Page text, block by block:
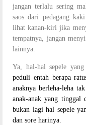
jangan terlalu sering
saos dari pedagang
lihat kanan-kiri jika
tempatnya, jangan
lainnya.
Ya, hal-hal sepele
peduli entah berapa
anaknya berleha-leha
anak-anak yang tinggal
bukan lagi hal sepele
dan sore harinya.